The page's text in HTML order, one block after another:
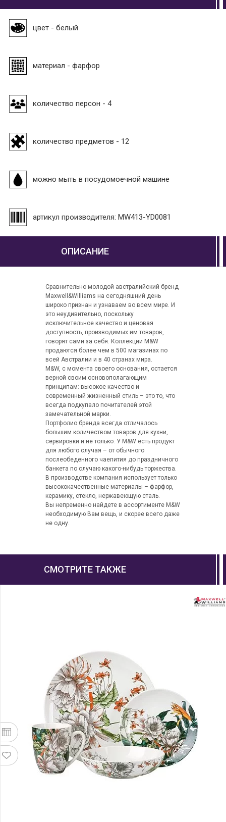
цвет - белый
материал - фарфор
количество персон - 4
количество предметов - 12
можно мыть в посудомоечной машине
артикул производителя: MW413-YD0081
ОПИСАНИЕ
Сравнительно молодой австралийский бренд
Maxwell&Williams на сегодняшний день
широко признан и узнаваем во всем мире. И
это неудивительно, поскольку
исключительное качество и ценовая
доступность, производимых им товаров,
говорят сами за себя. Коллекции M&W
продаются более чем в 500 магазинах по
всей Австралии и в 40 странах мира.
M&W, с момента своего основания, остается
верной своим основополагающим
принципам: высокое качество и
современный жизненный стиль – это то, что
всегда подкупало почитателей этой
замечательной марки.
Портфолио бренда всегда отличалось
большим количеством товаров для кухни,
сервировки и не только. У M&W есть продукт
для любого случая – от обычного
послеобеденного чаепития до праздничного
банкета по случаю какого-нибудь торжества.
В производстве компания использует только
высококачественные материалы – фарфор,
керамику, стекло, нержавеющую сталь.
Вы непременно найдете в ассортименте M&W
необходимую Вам вещь, и скорее всего даже
не одну.
СМОТРИТЕ ТАКЖЕ